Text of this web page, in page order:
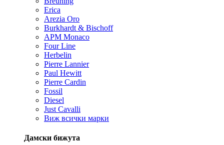
Erica
Arezia Oro
Burkhardt & Bischoff
APM Monaco
Four Line
Herbelin
Pierre Lannier
Paul Hewitt
Pierre Cardin
Fossil
Diesel
Just Cavalli
Виж всички марки
Дамски бижута